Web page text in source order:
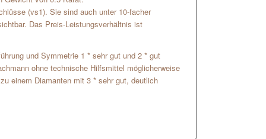
(vs1). Sie sind auch unter 10-facher
Das Preis-Leistungsverhältnis ist
und Symmetrie 1 * sehr gut und 2 * gut
ohne technische Hilfsmittel möglicherweise
einem Diamanten mit 3 * sehr gut, deutlich